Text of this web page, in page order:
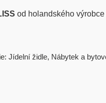
od holandského
Jídelní židle, Nábytek a